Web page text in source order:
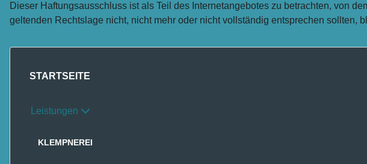
Dieser Haftungsausschluss ist als Teil des Internetangebotes zu betrachten, von
geltenden Rechtslage nicht, nicht mehr oder nicht vollständig entsprechen sollten,
STARTSEITE
Leistungen
KLEMPNEREI